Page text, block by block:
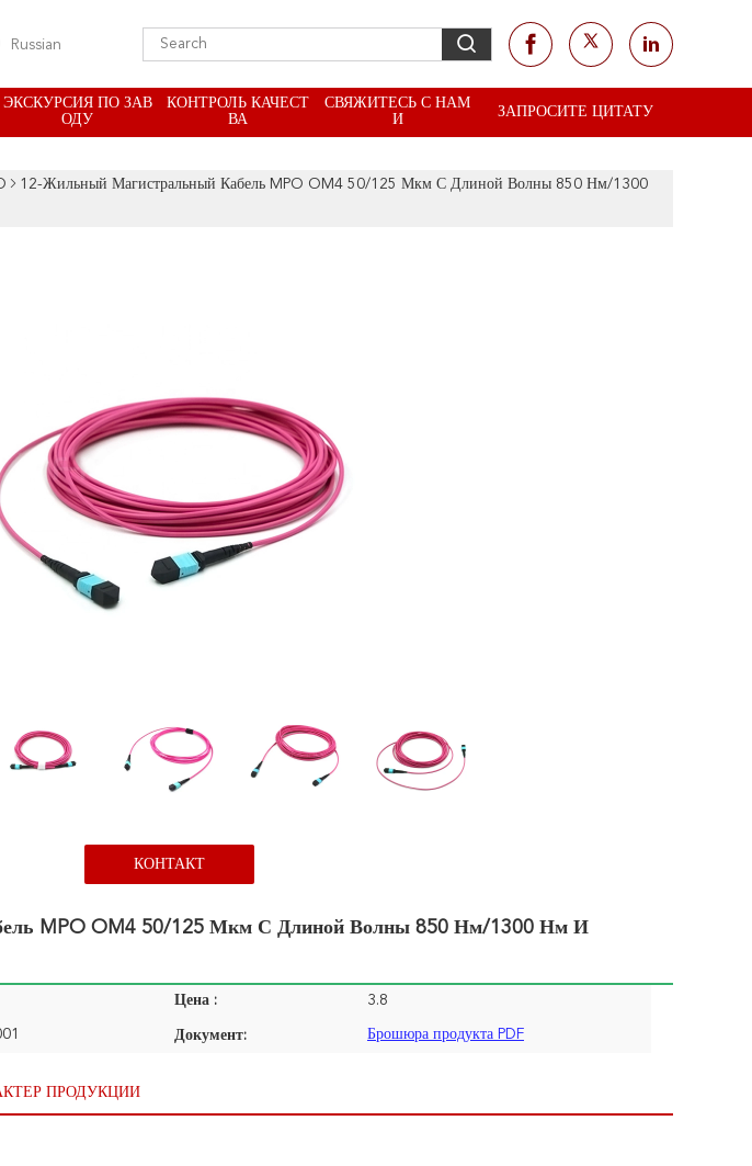
Russian
ЭКСКУРСИЯ ПО ЗАВ
ОДУ
КОНТРОЛЬ КАЧЕСТ
ВА
СВЯЖИТЕСЬ С НАМ
И
ЗАПРОСИТЕ ЦИТАТУ
12-Жильный Магистральный Кабель MPO OM4 50/125 Мкм С Длиной Волны 850 Нм/1300
КОНТАКТ
MPO OM4 50/125 Мкм С Длиной Волны 850 Нм/1300 Нм И
Цена : 3.8
Документ: Брошюра продукта PDF
ПРОДУКЦИИ